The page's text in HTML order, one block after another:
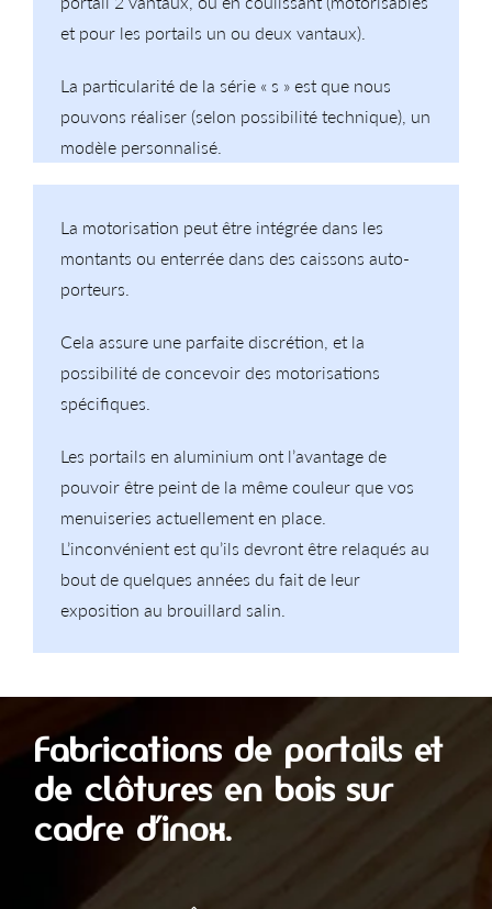
et pour les portails un ou deux vantaux).
La particularité de la série « s » est que nous
pouvons réaliser (selon possibilité technique), un
modèle personnalisé.
La motorisation peut être intégrée dans les
montants ou enterrée dans des caissons auto-
porteurs.
Cela assure une parfaite discrétion, et la
possibilité de concevoir des motorisations
spécifiques.
Les portails en aluminium ont l’avantage de
pouvoir être peint de la même couleur que vos
menuiseries actuellement en place.
L’inconvénient est qu’ils devront être relaqués au
bout de quelques années du fait de leur
exposition au brouillard salin.
Fabrications de portails et
de clôtures en bois sur
cadre d’inox.